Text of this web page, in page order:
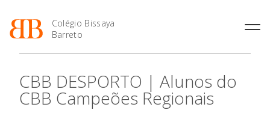
Colégio Bissaya
Barreto
Projeto Educativo
Organização
Enriquecimento Curricular
Oferta Curricular
Profissionais
Matrículas
2027
Calendários
CBB DESPORTO | Alunos do
CBB Campeões Regionais